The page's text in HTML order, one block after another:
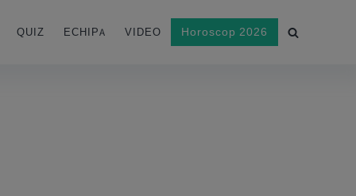
QUIZ ECHIPA VIDEO Horoscop 2026